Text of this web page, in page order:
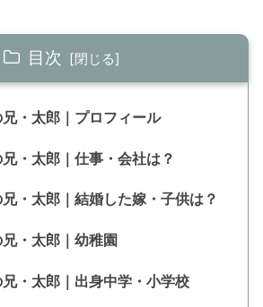
目次
・太郎｜プロフィール
・太郎｜仕事・会社は？
・太郎｜結婚した嫁・子供は？
・太郎｜幼稚園
・太郎｜出身中学・小学校